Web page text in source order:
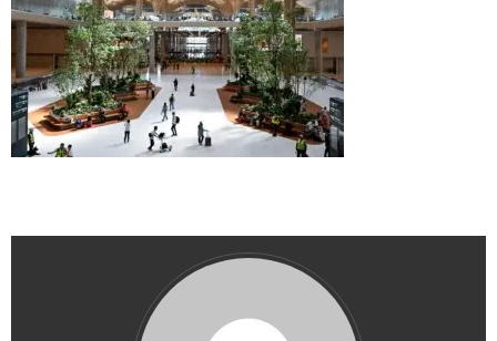
Eddy Merckx y la ausencia de Chris Froome
Bulgaria y Turquía compiten por albergar la nueva
planta industrial de Volkswagen
¿Cuántas ciudades rusas pueden caber en el
territorio de Moscú al comparar su población?
Turkish Airlines se trasladó al nuevo aeropuerto de
Estambul